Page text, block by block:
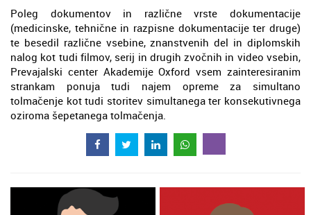
Poleg dokumentov in različne vrste dokumentacije
(medicinske, tehnične in razpisne dokumentacije ter druge)
te besedil različne vsebine, znanstvenih del in diplomskih
nalog kot tudi filmov, serij in drugih zvočnih in video vsebin,
Prevajalski center Akademije Oxford vsem zainteresiranim
strankam ponuja tudi najem opreme za simultano
tolmačenje kot tudi storitev simultanega ter konsekutivnega
oziroma šepetanega tolmačenja.